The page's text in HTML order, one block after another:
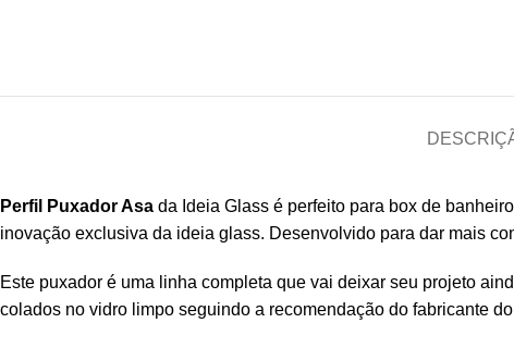
Perfil Puxador Asa da Ideia Glass é perfeito para box de
inovação exclusiva da ideia glass. Desenvolvido para dar mais
Este puxador é uma linha completa que vai deixar seu projeto
colados no vidro limpo seguindo a recomendação do fabricante